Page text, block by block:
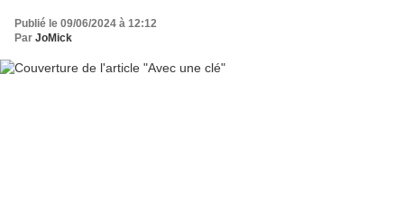
Publié le 09/06/2024 à 12:12
Par JoMick